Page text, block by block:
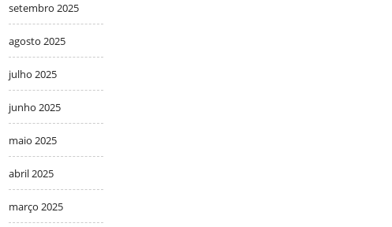
setembro 2025
agosto 2025
julho 2025
junho 2025
maio 2025
abril 2025
março 2025